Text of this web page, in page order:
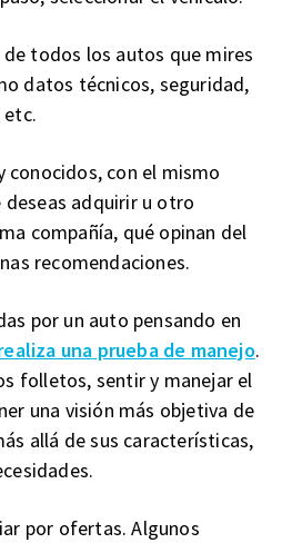
todos los autos que mires
datos técnicos, seguridad,
conocidos, con el mismo
adquirir u otro
compañía, qué opinan del
recomendaciones.
por un auto pensando en
una prueba de manejo.
folletos, sentir y manejar el
una visión más objetiva de
allá de sus características,
por ofertas. Algunos